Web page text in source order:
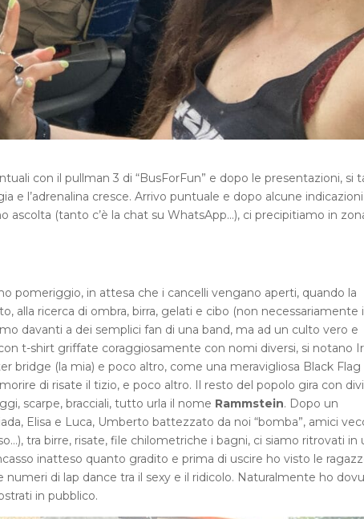
con il pullman 3 di “BusForFun” e dopo le presentazioni, si
e l’adrenalina cresce. Arrivo puntuale e dopo alcune
ascolta (tanto c’è la chat su WhatsApp…), ci precipitiamo in
pomeriggio, in attesa che i cancelli vengano aperti, quando la
alla ricerca di ombra, birra, gelati e cibo (non necessariamente
davanti a dei semplici fan di una band, ma ad un culto vero e
t-shirt griffate coraggiosamente con nomi diversi, si notano
bridge (la mia) e poco altro, come una meravigliosa Black Flag
di risate il tizio, e poco altro. Il resto del popolo gira con
scarpe, bracciali, tutto urla il nome Rammstein. Dopo un
Elisa e Luca, Umberto battezzato da noi “bomba”, amici
tra birre, risate, file chilometriche i bagni, ci siamo ritrovati in
inatteso quanto gradito e prima di uscire ho visto le
numeri di lap dance tra il sexy e il ridicolo. Naturalmente ho
in pubblico.